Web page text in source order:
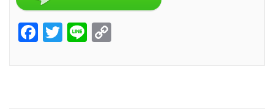
Facebook
Twitter
Line